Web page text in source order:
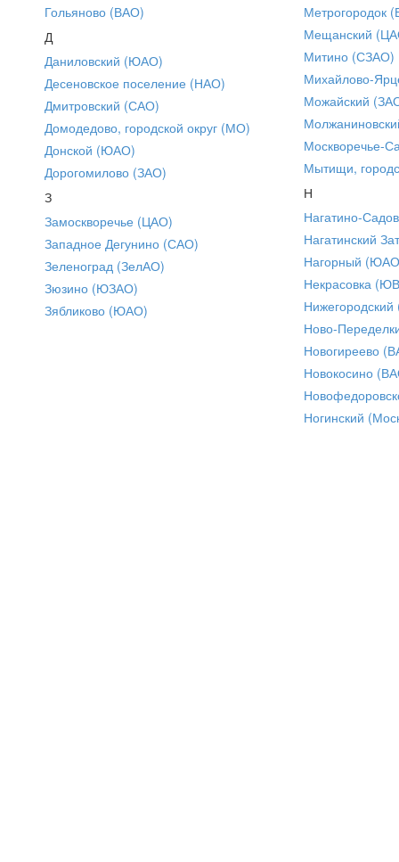
Гольяново (ВАО)
Д
Даниловский (ЮАО)
Десеновское поселение (НАО)
Дмитровский (САО)
Домодедово, городской округ (МО)
Донской (ЮАО)
Дорогомилово (ЗАО)
З
Замоскворечье (ЦАО)
Западное Дегунино (САО)
Зеленоград (ЗелАО)
Зюзино (ЮЗАО)
Зябликово (ЮАО)
Метрогородок
Мещанский
Митино (СЗАО)
Михайлово-
Можайский
Москворечье-
Мытищи,
Н
Нагатино-
Нагатинский
Нагорный
Некрасовка
Ново-
Новогиреево
Новокосино
Ногинский